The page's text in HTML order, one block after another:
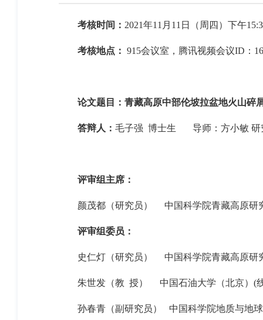
考核时间： 2021年11 月 11 日（周 四 ） 下午
考核地点： 915会议室 ，腾讯视频会议ID ：
论文题目： 青藏高原中部伦坡拉盆地火山碎
答辩人： 毛子强 博士生 导师： 方小敏 研
评审组主席：
颜茂都 （研究员） 中国科学院青藏高原研
评审组委员：
史仁灯 （研究员） 中国科学院青藏高原研
朱世发 （教 授） 中国石油大学（北京）(
孙春青 （副 研究员） 中国科学院地质与地